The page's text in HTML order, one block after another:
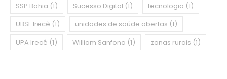
SSP Bahia (1) Sucesso Digital (1) tecnologia (1)
UBSF Irecê (1) unidades de saúde abertas (1)
UPA Irecê (1) William Sanfona (1) zonas rurais (1)